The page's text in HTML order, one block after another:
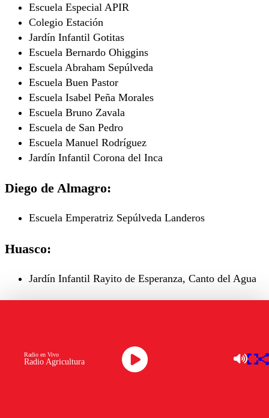
Escuela Especial APIR
Colegio Estación
Jardín Infantil Gotitas
Escuela Bernardo Ohiggins
Escuela Abraham Sepúlveda
Escuela Buen Pastor
Escuela Isabel Peña Morales
Escuela Bruno Zavala
Escuela de San Pedro
Escuela Manuel Rodríguez
Jardín Infantil Corona del Inca
Diego de Almagro:
Escuela Emperatriz Sepúlveda Landeros
Huasco:
Jardín Infantil Rayito de Esperanza, Canto del Agua
Escuela Luis Uribe Orrego
Colegio Félix Susaeta
Radio Agricultura
Radio en Vivo